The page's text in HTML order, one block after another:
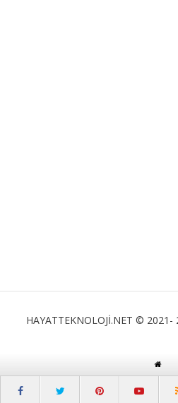
HAYATTEKNOLOJİ.NET © 2021-